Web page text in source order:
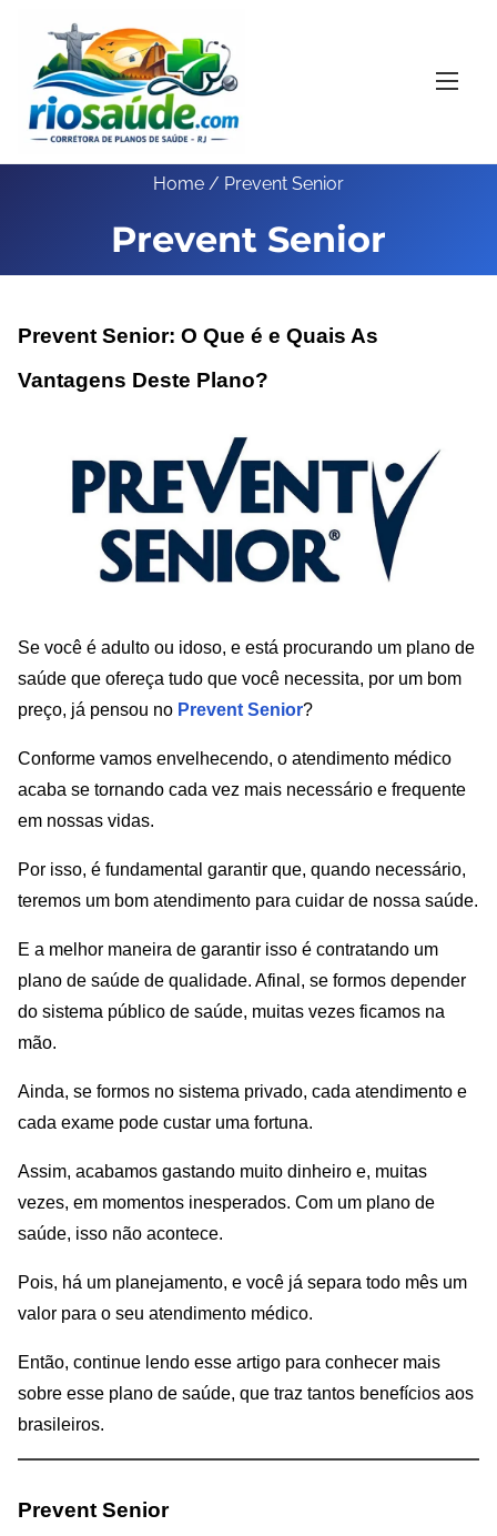
o
Home / Prevent Senior
Prevent Senior
Prevent Senior: O Que é e Quais As
Vantagens Deste Plano?
Se você é adulto ou idoso, e está procurando um plano de
saúde que ofereça tudo que você necessita, por um bom
preço, já pensou no Prevent Senior?
Conforme vamos envelhecendo, o atendimento médico
acaba se tornando cada vez mais necessário e frequente
em nossas vidas.
Por isso, é fundamental garantir que, quando necessário,
teremos um bom atendimento para cuidar de nossa saúde.
E a melhor maneira de garantir isso é contratando um
plano de saúde de qualidade. Afinal, se formos depender
do sistema público de saúde, muitas vezes ficamos na
mão.
Ainda, se formos no sistema privado, cada atendimento e
cada exame pode custar uma fortuna.
Assim, acabamos gastando muito dinheiro e, muitas
vezes, em momentos inesperados. Com um plano de
saúde, isso não acontece.
Pois, há um planejamento, e você já separa todo mês um
valor para o seu atendimento médico.
Então, continue lendo esse artigo para conhecer mais
sobre esse plano de saúde, que traz tantos benefícios aos
brasileiros.
Prevent Senior